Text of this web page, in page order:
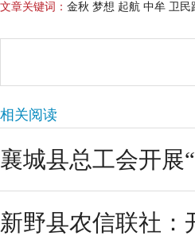
文章关键词： 金秋 梦想 起航 中牟 卫民
相关阅读
襄城县总工会开展
新野县农信联社：